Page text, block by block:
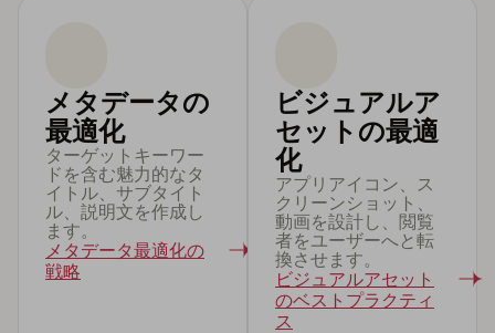
メタデータの
最適化
ターゲットキーワー
ドを含む魅力的なタ
イトル、サブタイト
ル、説明文を作成し
ます。
メタデータ最適化の
戦略
ビジュアルア
セットの最適
化
アプリアイコン、ス
クリーンショット、
動画を設計し、閲覧
者をユーザーへと転
換させます。
ビジュアルアセット
のベストプラクティ
ス